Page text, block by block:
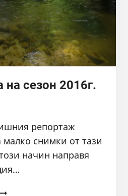
на сезон 2016г.
репортаж
снимки от тази
начин направя
РАВНОСМЕТКА